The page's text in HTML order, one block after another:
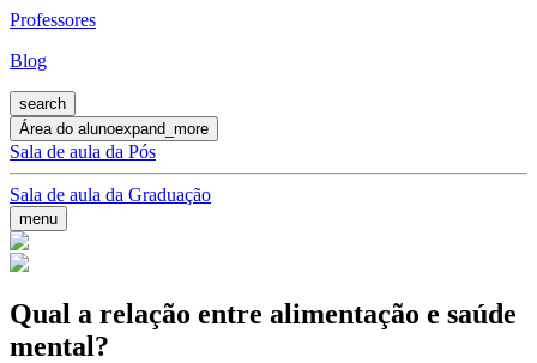
Professores
Blog
search
Área do alunoexpand_more
Sala de aula da Pós
Sala de aula da Graduação
menu
Qual a relação entre alimentação e saúde
mental?